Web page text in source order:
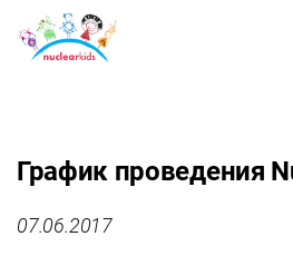
График проведения
07.06.2017